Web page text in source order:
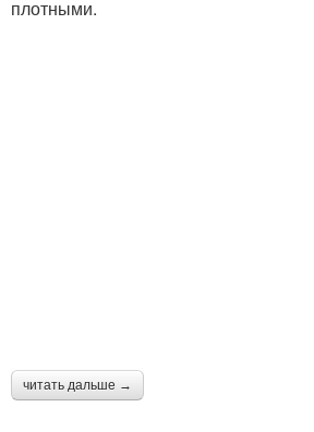
плотными.
читать дальше →